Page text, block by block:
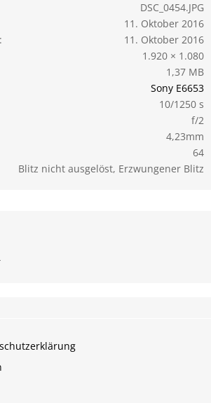
DSC_0454.JPG
11. Oktober 2016
11. Oktober 2016
1.920 × 1.080
1,37 MB
Sony E6653
10/1250 s
f/2
4,23mm
64
Blitz nicht ausgelöst, Erzwungener Blitz